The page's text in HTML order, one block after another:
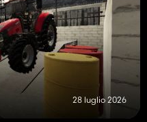
28 luglio 2026